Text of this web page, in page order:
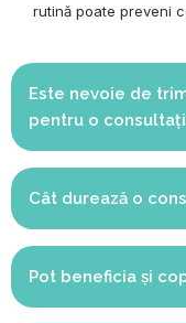
rutină poate preveni
Este nevoie de
pentru o
Cât durează o
Pot beneficia și